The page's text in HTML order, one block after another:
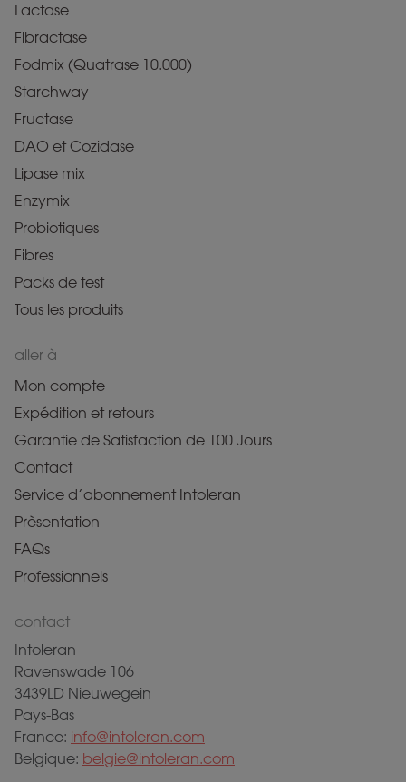
Lactase
Fibractase
Fodmix (Quatrase 10.000)
Starchway
Fructase
DAO et Cozidase
Lipase mix
Enzymix
Probiotiques
Fibres
Packs de test
Tous les produits
aller à
Mon compte
Expédition et retours
Garantie de Satisfaction de 100 Jours
Contact
Service d’abonnement Intoleran
Prèsentation
FAQs
Professionnels
contact
Intoleran
Ravenswade 106
3439LD Nieuwegein
Pays-Bas
France: info@intoleran.com
Belgique: belgie@intoleran.com